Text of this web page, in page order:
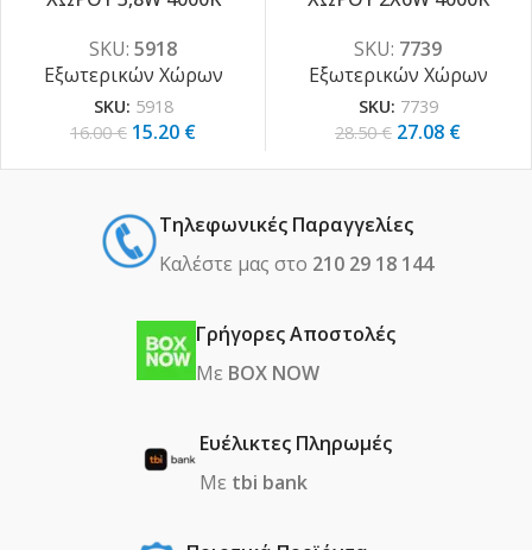
SKU: 5918
Εξωτερικών Χώρων
SKU: 5918
16.00€ 15.20 €
SKU: 7739
Εξωτερικών Χώρων
SKU: 7739
28.50€ 27.08 €
Τηλεφωνικές Παραγγελίες
Καλέστε μας στο 210 29 18 144
Γρήγορες Αποστολές
Με BOX NOW
Ευέλικτες Πληρωμές
Με tbi bank